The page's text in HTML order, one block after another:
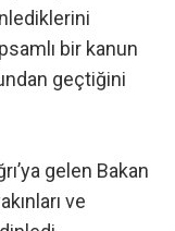
bir kanun
geçtiğini
gelen Bakan
ve